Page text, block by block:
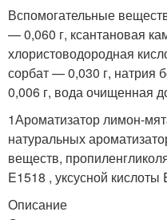
Вспомогательные
— 0,060 г, ксантановая
хлористоводородная
сорбат — 0,030 г, натрия
0,006 г, вода очищенная
1Ароматизатор лимон-
натуральных
веществ,
E1518 , уксусной
Описание